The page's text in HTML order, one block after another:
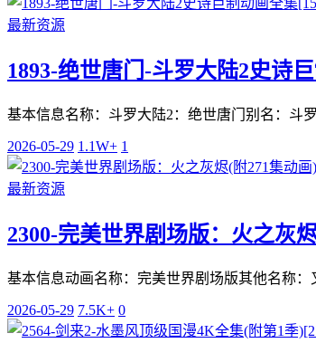
最新资源
1893-绝世唐门-斗罗大陆2史诗
基本信息名称：斗罗大陆2：绝世唐门别名：
2026-05-29 1.1W+ 1
最新资源
2300-完美世界剧场版：火之灰
基本信息动画名称：完美世界剧场版其他名称
2026-05-29 7.5K+ 0